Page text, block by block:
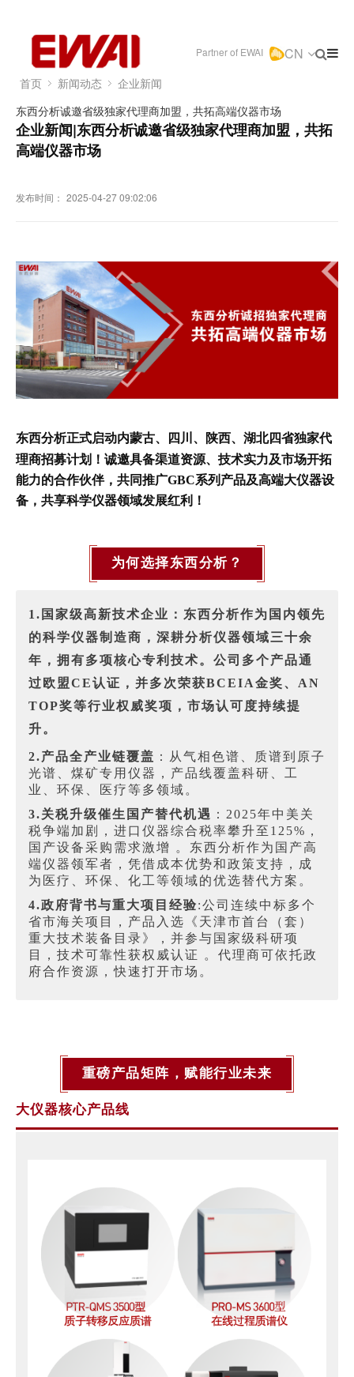
Partner of EWAI CN
首页 新闻动态
企业新闻
东西分析诚邀省级独家代理商加盟，共拓高端仪器市场
企业新闻|东西分析诚邀省级独家代理商加盟，共拓
高端仪器市场
发布时间： 2025-04-27 09:02:06
东西分析正式启动内蒙古、四川、陕西、湖北四省独家代
理商招募计划 ！诚邀具备渠道资源、技术实力及市场开拓
能力的合作伙伴， 共同推广GBC系列产品及高端大仪器设
备，共享科学仪器领域发展红利！
为何选择东西分析？
1.国家级高新技术企业 ：东西分析作为国内领先
的科学仪器制造商，深耕分析仪器领域三十余
年，拥有多项核心专利技术。公司多个产品通
过欧盟CE认证，并多次荣获BCEIA金奖、AN
TOP奖等行业权威奖项，市场认可度持续提
升。
2.产品全产业链覆盖 ：从气相色谱、质谱到原子
光谱、煤矿专用仪器，产品线覆盖科研、工
业、环保、医疗等多领域。
3.关税升级催生国产替代机遇 ：2025年中美关
税争端加剧，进口仪器综合税率攀升至125%，
国产设备采购需求激增 。东西分析作为国产高
端仪器领军者，凭借成本优势和政策支持，成
为医疗、环保、化工等领域的优选替代方案。
4.政府背书与重大项目经验:公司连续中标多个
省市海关项目，产品入选《天津市首台（套）
重大技术装备目录》，并参与国家级科研项
目，技术可靠性获权威认证 。代理商可依托政
府合作资源，快速打开市场。
重磅产品矩阵，赋能行业未来
大仪器核心产品线